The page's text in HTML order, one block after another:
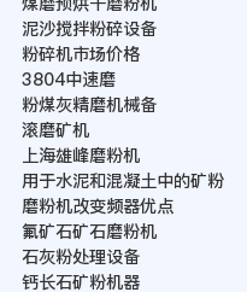
泥沙搅拌粉碎设备
粉碎机市场价格
3804中速磨
粉煤灰精磨机械备
滚磨矿机
上海雄峰磨粉机
用于水泥和混凝土中的矿粉
磨粉机改变频器优点
氟矿石矿石磨粉机
石灰粉处理设备
钙长石矿粉机器